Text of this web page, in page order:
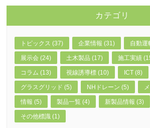
カテゴリ
トピックス (37) 企業情報 (31) 自動運
展示会 (24) 土木製品 (17) 施工実績
コラム (13) 視線誘導標 (10) ICT (8)
グラスグリッド (5) NHドレーン (5)
情報 (5) 製品一覧 (4) 新製品情報 (3)
その他標識 (1)